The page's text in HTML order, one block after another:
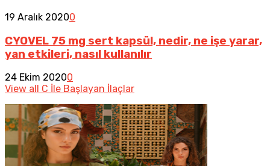
19 Aralık 20200
CYOVEL 75 mg sert kapsül, nedir, ne işe yarar,
yan etkileri, nasıl kullanılır
24 Ekim 20200
View all C İle Başlayan İlaçlar